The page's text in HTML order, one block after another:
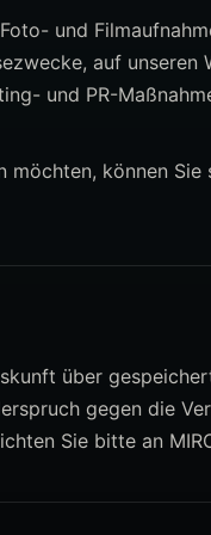
und
auf unseren
und PR-
möchten, können
über
gegen die
Sie bitte an